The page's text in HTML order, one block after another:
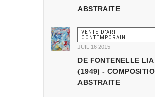
ABSTRAITE
VENTE D'ART
CONTEMPORAIN
JUIL 16 2015
DE FONTENELLE LIA
(1949) -
ABSTRAITE